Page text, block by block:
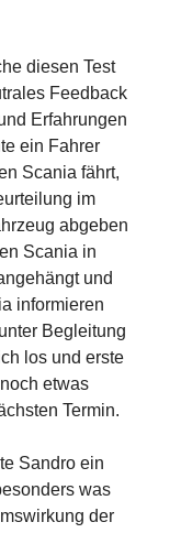
diesen Test
Feedback
Erfahrungen
ein Fahrer
Scania fährt,
im
abgeben
Scania in
und
informieren
Begleitung
los und erste
etwas
Termin.
Sandro ein
was
der